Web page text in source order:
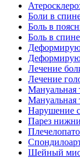
Боли в
Боль в
Боль в
Лечение
Лечение
Мануальная
Мануальная
Нарушение
Парез
Шейный